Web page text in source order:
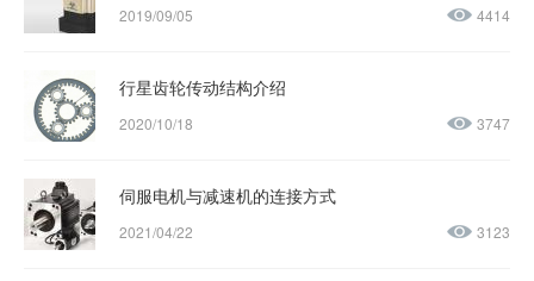
2019/09/05 4414
行星齿轮传动结构介绍
2020/10/18 3747
伺服电机与减速机的连接方式
2021/04/22 3123